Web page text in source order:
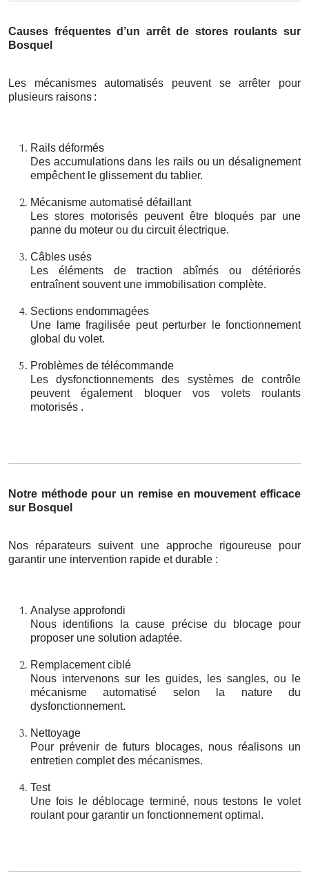
Causes fréquentes d’un arrêt de stores roulants sur
Bosquel
Les mécanismes automatisés peuvent se arrêter pour
plusieurs raisons :
Rails déformés
Des accumulations dans les rails ou un désalignement
empêchent le glissement du tablier.
Mécanisme automatisé défaillant
Les stores motorisés peuvent être bloqués par une
panne du moteur ou du circuit électrique.
Câbles usés
Les éléments de traction abîmés ou détériorés
entraînent souvent une immobilisation complète.
Sections endommagées
Une lame fragilisée peut perturber le fonctionnement
global du volet.
Problèmes de télécommande
Les dysfonctionnements des systèmes de contrôle
peuvent également bloquer vos volets roulants
motorisés .
Notre méthode pour un remise en mouvement efficace
sur Bosquel
Nos réparateurs suivent une approche rigoureuse pour
garantir une intervention rapide et durable :
Analyse approfondi
Nous identifions la cause précise du blocage pour
proposer une solution adaptée.
Remplacement ciblé
Nous intervenons sur les guides, les sangles, ou le
mécanisme automatisé selon la nature du
dysfonctionnement.
Nettoyage
Pour prévenir de futurs blocages, nous réalisons un
entretien complet des mécanismes.
Test
Une fois le déblocage terminé, nous testons le volet
roulant pour garantir un fonctionnement optimal.